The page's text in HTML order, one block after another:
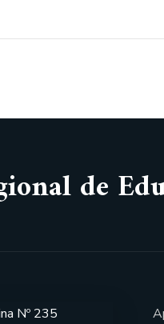
de
Nº 235